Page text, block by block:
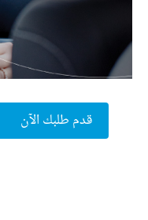
قدم طلبك الآن